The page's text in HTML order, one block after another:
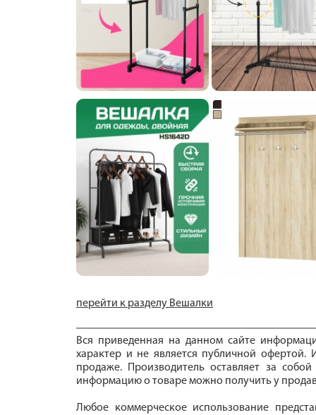
перейти к разделу Вешалки
Вся приведенная на данном сайте
характер и не является публичной офертой.
продаже. Производитель оставляет за
информацию о товаре можно получить у
Любое коммерческое использование